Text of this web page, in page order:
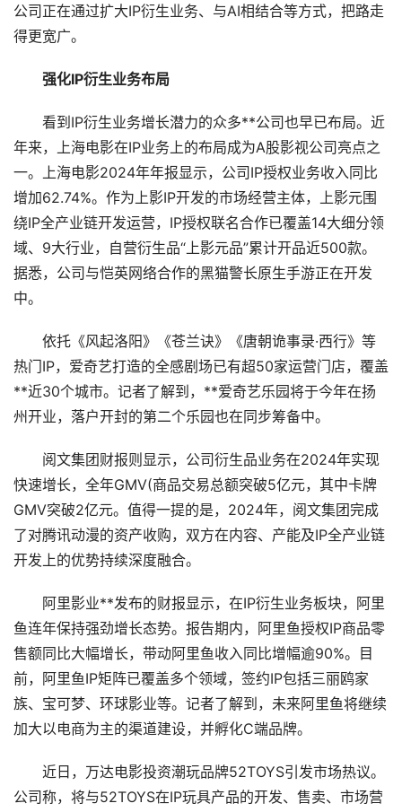
公司正在通过扩大IP衍生业务、与AI相结合等方式，把路走
得更宽广。
强化IP衍生业务布局
看到IP衍生业务增长潜力的众多**公司也早已布局。近
年来，上海电影在IP业务上的布局成为A股影视公司亮点之
一。上海电影2024年年报显示，公司IP授权业务收入同比
增加62.74%。作为上影IP开发的市场经营主体，上影元围
绕IP全产业链开发运营，IP授权联名合作已覆盖14大细分领
域、9大行业，自营衍生品“上影元品”累计开品近500款。
据悉，公司与恺英网络合作的黑猫警长原生手游正在开发
中。
依托《风起洛阳》《苍兰诀》《唐朝诡事录·西行》等
热门IP，爱奇艺打造的全感剧场已有超50家运营门店，覆盖
**近30个城市。记者了解到，**爱奇艺乐园将于今年在扬
州开业，落户开封的第二个乐园也在同步筹备中。
阅文集团财报则显示，公司衍生品业务在2024年实现
快速增长，全年GMV(商品交易总额突破5亿元，其中卡牌
GMV突破2亿元。值得一提的是，2024年，阅文集团完成
了对腾讯动漫的资产收购，双方在内容、产能及IP全产业链
开发上的优势持续深度融合。
阿里影业**发布的财报显示，在IP衍生业务板块，阿里
鱼连年保持强劲增长态势。报告期内，阿里鱼授权IP商品零
售额同比大幅增长，带动阿里鱼收入同比增幅逾90%。目
前，阿里鱼IP矩阵已覆盖多个领域，签约IP包括三丽鸥家
族、宝可梦、环球影业等。记者了解到，未来阿里鱼将继续
加大以电商为主的渠道建设，并孵化C端品牌。
近日，万达电影投资潮玩品牌52TOYS引发市场热议。
公司称，将与52TOYS在IP玩具产品的开发、售卖、市场营